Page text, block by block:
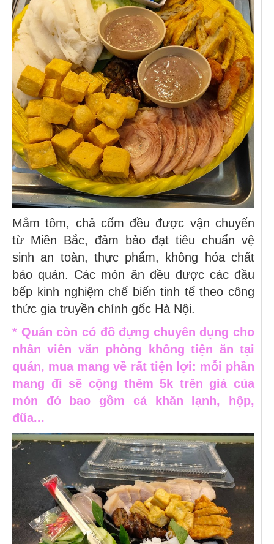
Mắm tôm, chả cốm đều được vận chuyển
từ Miền Bắc, đảm bảo đạt tiêu chuẩn vệ
sinh an toàn, thực phẩm, không hóa chất
bảo quản. Các món ăn đều được các đầu
bếp kinh nghiệm chế biến tinh tế theo công
thức gia truyền chính gốc Hà Nội.
* Quán còn có đồ đựng chuyên dụng cho
nhân viên văn phòng không tiện ăn tại
quán, mua mang về rất tiện lợi: mỗi phần
mang đi sẽ cộng thêm 5k trên giá của
món đó bao gồm cả khăn lạnh, hộp,
đũa...